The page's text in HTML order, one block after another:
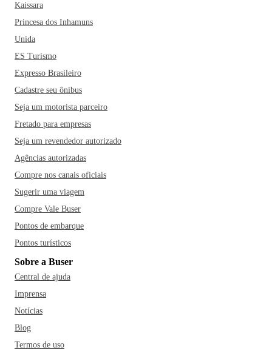
Kaissara
Princesa dos Inhamuns
Unida
ES Turismo
Expresso Brasileiro
Cadastre seu ônibus
Seja um motorista parceiro
Fretado para empresas
Seja um revendedor autorizado
Agências autorizadas
Compre nos canais oficiais
Sugerir uma viagem
Compre Vale Buser
Pontos de embarque
Pontos turísticos
Sobre a Buser
Central de ajuda
Imprensa
Notícias
Blog
Termos de uso